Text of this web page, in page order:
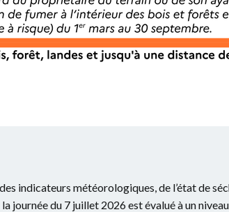
indicateurs météorologiques, de l’état de
journée du 7 juillet 2026 est évalué à un